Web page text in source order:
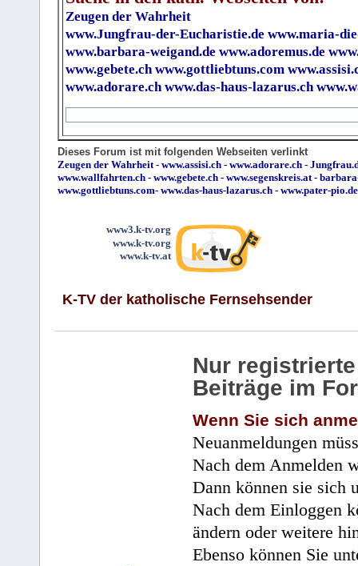
Zeugen der Wahrheit
www.Jungfrau-der-Eucharistie.de www.maria-
www.barbara-weigand.de www.adoremus.de
www.gebete.ch www.gottliebtuns.com
www.adorare.ch www.das-haus-lazarus.ch
Dieses Forum ist mit folgenden Webseiten verlinkt
Zeugen der Wahrheit - www.assisi.ch - www.adorare.ch -
www.wallfahrten.ch - www.gebete.ch - www.segenskreis.at -
www.gottliebtuns.com- www.das-haus-lazarus.ch - www.pater-pio.de
www3.k-tv.org
www.k-tv.org
www.k-tv.at
K-TV der katholische Fernsehsender
Nur
Beiträge im
Wenn Sie sich
Neuanmeldungen
Nach dem Anmelden
Dann können sie sich
Nach dem Einloggen
ändern oder weitere
Ebenso können Sie